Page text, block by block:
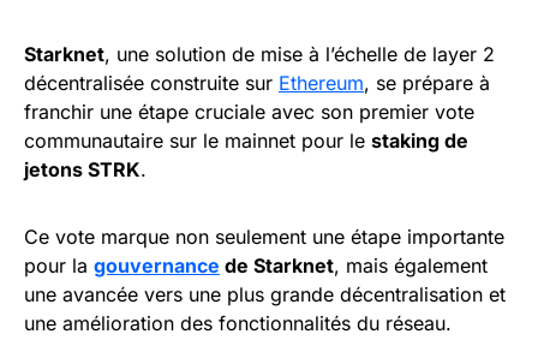
Starknet, une solution de mise à l’échelle de layer 2
décentralisée construite sur Ethereum, se prépare à
franchir une étape cruciale avec son premier vote
communautaire sur le mainnet pour le staking de
jetons STRK.
Ce vote marque non seulement une étape importante
pour la gouvernance de Starknet, mais également
une avancée vers une plus grande décentralisation et
une amélioration des fonctionnalités du réseau.